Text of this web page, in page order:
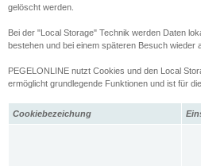
gelöscht werden.
Bei der "Local Storage" Technik werden Daten
bestehen und bei einem späteren Besuch wieder
PEGELONLINE nutzt Cookies und den Local
ermöglicht grundlegende Funktionen und ist für
Cookiebezeichung